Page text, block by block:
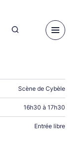
Scène de Cybèle
16h30 à 17h30
Entrée libre